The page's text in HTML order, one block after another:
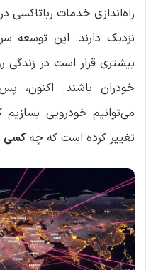
راه‌اندازی خدمات رباتاکسی
نزدیک دارند. این توسعه
بیشتری قرار است در
خودران باشند. اکنون،
می‌توانیم خودرویی
تغییر کرده است که چه کسی